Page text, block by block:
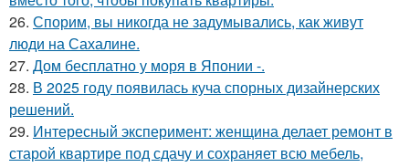
26. Спорим, вы никогда не задумывались, как живут
люди на Сахалине.
27. Дом бесплатно у моря в Японии -.
28. В 2025 году появилась куча спорных дизайнерских
решений.
29. Интересный эксперимент: женщина делает ремонт в
старой квартире под сдачу и сохраняет всю мебель,